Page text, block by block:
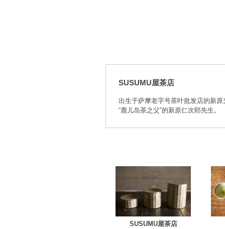
SUSUMU屋茶店
出生于萨摩老字号茶叶批发店的新
“鹿儿岛茶之父”的新原仁次郎先生。
SUSUMU屋茶店